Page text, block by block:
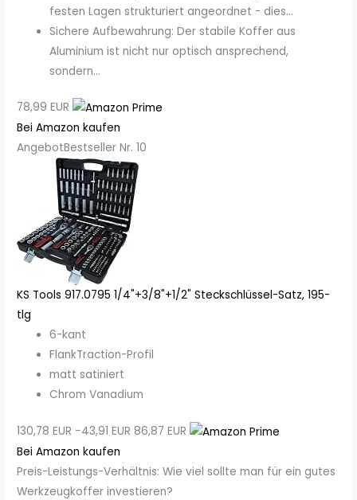
festen Lagen strukturiert angeordnet - dies...
Sichere Aufbewahrung: Der stabile Koffer aus
Aluminium ist nicht nur optisch ansprechend,
sondern...
78,99 EUR
Bei Amazon kaufen
AngebotBestseller Nr. 10
KS Tools 917.0795 1/4"+3/8"+1/2" Steckschlüssel-Satz, 195-
tlg
6-kant
FlankTraction-Profil
matt satiniert
Chrom Vanadium
130,78 EUR −43,91 EUR 86,87 EUR
Bei Amazon kaufen
Preis-Leistungs-Verhältnis: Wie viel sollte man für ein gutes
Werkzeugkoffer investieren?